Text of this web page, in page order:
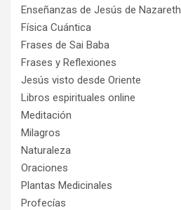
Enseñanzas de Jesús de Nazareth
Física Cuántica
Frases de Sai Baba
Frases y Reflexiones
Jesús visto desde Oriente
Libros espirituales online
Meditación
Milagros
Naturaleza
Oraciones
Plantas Medicinales
Profecías